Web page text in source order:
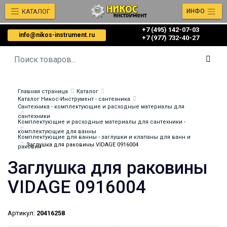
info@nikos-instrument.ru
+7 (495) 142-07-03
‎‎+7 (977) 732-40-27
КАТАЛОГ ИНФО
Главная страница
Каталог
Каталог Никос-Инструмент - сантехника
Сантехника - комплектующие и расходные материалы для
сантехники
Комплектующие и расходные материалы для сантехники -
комплектующие для ванны
Комплектующие для ванны - заглушки и клапаны для ванн и
раковин
Заглушка для раковины VIDAGE 0916004
Заглушка для раковины
VIDAGE 0916004
Артикул: 20416258